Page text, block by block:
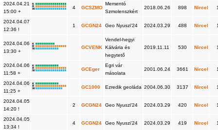
2024.04.21
15:00 +
K
R
W
4 GCSZMO
Mementó
Szmolenszkért
2018.06.26 898 Nircel
2024.04.07
12:36 !
1 GCGN24 Geo Nyuszi'24 2024.03.29 488 Nircel
2024.04.06
13:30 +
K
R
W
GCVENK
Vendel-hegyi
Kálvária és
hegytető
2019.11.11 530 Nircel
2024.04.06
11:58 +
K
R
W
GCEger
Egri vár
másolata
2001.06.24 3661 Nircel
2024.04.06
11:25 +
K
R
W
GC1000 Ezredik geoláda 2004.06.30 3137 Nircel
2024.04.05
14:20 !
2 GCGN24 Geo Nyuszi'24 2024.03.29 420 Nircel
2024.04.05
13:34 !
4 GCGN24 Geo Nyuszi'24 2024.03.29 419 Nircel